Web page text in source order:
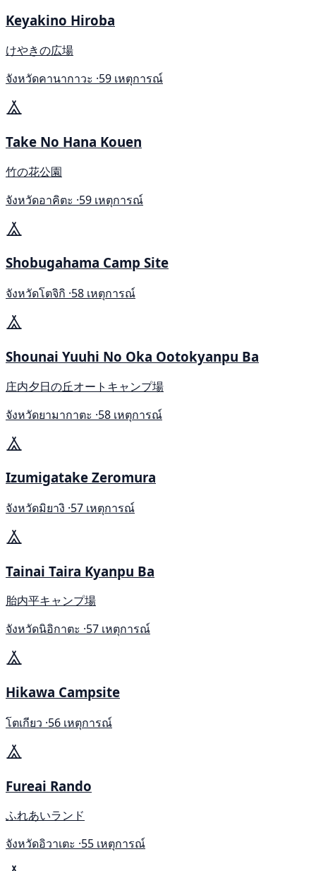
Keyakino Hiroba
けやきの広場
จังหวัดคานากาวะ ·59 เหตุการณ์
Take No Hana Kouen
竹の花公園
จังหวัดอาคิตะ ·59 เหตุการณ์
Shobugahama Camp Site
จังหวัดโตจิกิ ·58 เหตุการณ์
Shounai Yuuhi No Oka Ootokyanpu Ba
庄内夕日の丘オートキャンプ場
จังหวัดยามากาตะ ·58 เหตุการณ์
Izumigatake Zeromura
จังหวัดมิยางิ ·57 เหตุการณ์
Tainai Taira Kyanpu Ba
胎内平キャンプ場
จังหวัดนิอิกาตะ ·57 เหตุการณ์
Hikawa Campsite
โตเกียว ·56 เหตุการณ์
Fureai Rando
ふれあいランド
จังหวัดอิวาเตะ ·55 เหตุการณ์